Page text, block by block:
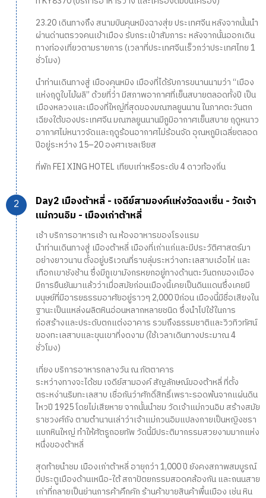
23.20 เดินทางถึง สนามบินคุนหมิงฉางสุ่ย ประเทศจีน หลังจากนั้นนำ
ผ่านด่านตรวจคนเข้าเมือง รับกระเป๋าสัมภาระ หลังจากนั้นออกเดิน
ทางท่องเที่ยวตามรายการ (เวลาที่ประเทศจีนเร็วกว่าประเทศไทย 1
ชั่วโมง)
นำท่านเดินทางสู่ เมืองคุนหมิง เมืองที่ได้รับการขนานนามว่า “เมือง
แห่งฤดูใบไม้ผลิ” ด้วยที่ว่า มีสภาพอากาศที่เย็นสบายตลอดทั้งปี เป็น
เมืองหลวงและเมืองที่ใหญ่ที่สุดของมณฑลยูนนาน ในภาคตะวันตก
เฉียงใต้ของประเทศจีน มณฑลยูนนานมีภูมิอากาศเย็นสบาย ฤดูหนาว
อากาศไม่หนาวจัดและฤดูร้อนอากาศไม่ร้อนจัด อุณหภูมิเฉลี่ยตลอด
ปีอยู่ระหว่าง 15–20 องศาเซลเซียส
ที่พัก FEI XING HOTEL เทียบเท่าหรือระดับ 4 ดาวท้องถิ่น
Day2 เมืองต้าหลี่ - เจดีย์สามองค์แห่งวัดฉงเซิ่น - วัดเจ้า
แม่กวนอิม - เมืองเก่าต้าหลี่
เช้า บริการอาหารเช้า ณ ห้องอาหารของโรงแรม
นำท่านเดินทางสู่ เมืองต้าหลี่ เมืองที่เก่าแก่และมีประวัติศาสตร์มา
อย่างยาวนาน ตั้งอยู่บริเวณที่ราบลุ่มระหว่างทะเลสาบเอ๋อไห่ และ
เทือกเขาชังช้าน ซึ่งมีภูเขามังกรหยกอยู่ทางด้านตะวันตกของเมือง
มีการยืนยันมาแล้วว่าเมื่อสมัยก่อนเมืองนี้เคยเป็นดินแดนซึ่งเคยมี
มนุษย์ที่มีอารยธรรมอาศัยอยู่ราวๆ 2,000 ปีก่อน เมืองนี้มีชื่อเสียงใน
ฐานะเป็นแหล่งผลิตหินอ่อนหลากหลายชนิด ซึ่งนำไปใช้ในการ
ก่อสร้างและประดับตกแต่งอาคาร รวมถึงธรรมชาติและวิวทิวทัศน์
ของทะเลสาบและขุนเขาที่งดงาม (ใช้เวลาเดินทางประมาณ 4
ชั่วโมง)
เที่ยง บริการอาหารกลางวัน ณ ภัตตาคาร
ระหว่างทางจะได้ชม เจดีย์สามองค์ สัญลักษณ์ของต้าหลี่ ที่ตั้ง
ตระหง่านริมทะเลสาบ เชื่อกันว่าศักดิ์สิทธิ์เพราะรอดพ้นจากแผ่นดิน
ไหวปี 1925 โดยไม่เสียหาย จากนั้นนำชม วัดเจ้าแม่กวนอิม สร้างสมัย
ราชวงศ์ถัง ตามตำนานเล่าว่าเจ้าแม่กวนอิมแปลงกายเป็นหญิงชรา
แบกหินใหญ่ ทำให้ศัตรูถอยทัพ วัดนี้มีประติมากรรมสวยงามมากแห่ง
หนึ่งของต้าหลี่
สุดท้ายนำชม เมืองเก่าต้าหลี่ อายุกว่า 1,000 ปี ยังคงสภาพสมบูรณ์
มีประตูเมืองด้านเหนือ-ใต้ สถาปัตยกรรมสอดคล้องกัน และถนนสาย
เก่าที่กลายเป็นย่านการค้าคึกคัก ร้านค้าขายสินค้าพื้นเมือง เช่น หิน